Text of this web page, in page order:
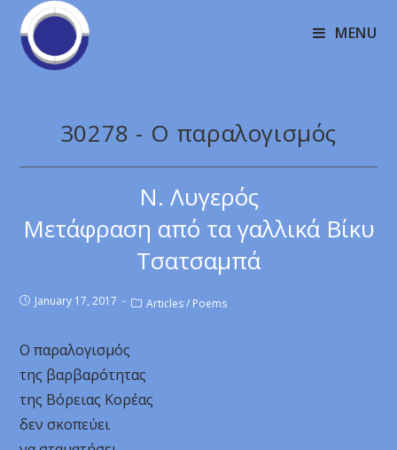
MENU
30278 - Ο παραλογισμός
Ν. Λυγερός
Μετάφραση από τα γαλλικά Βίκυ
Τσατσαμπά
January 17, 2017 Articles / Poems
Ο παραλογισμός
της βαρβαρότητας
της Βόρειας Κορέας
δεν σκοπεύει